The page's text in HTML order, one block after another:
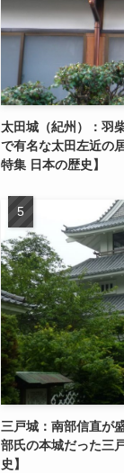
太田城（紀州）：羽
で有名な太田左近の
特集 日本の歴史】
三戸城：南部信直が
部氏の本城だった三
史】